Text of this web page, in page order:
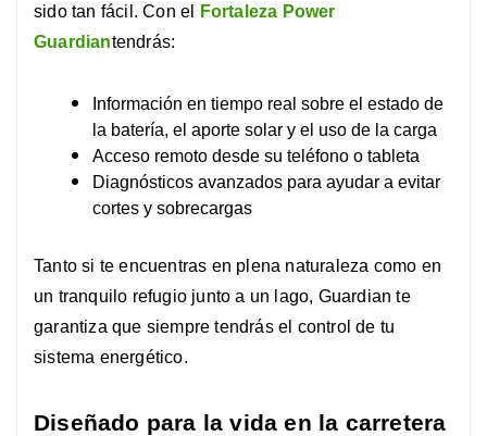
sido tan fácil. Con el
Fortaleza Power
Guardiantendrás:
Información en tiempo real sobre el estado de
la batería, el aporte solar y el uso de la carga
Acceso remoto desde su teléfono o tableta
Diagnósticos avanzados para ayudar a evitar
cortes y sobrecargas
Tanto si te encuentras en plena naturaleza como en
un tranquilo refugio junto a un lago, Guardian te
garantiza que siempre tendrás el control de tu
sistema energético.
Diseñado para la vida en la carretera